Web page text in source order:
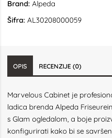
Brand: Alpeda
Šifra: AL30208000059
OPIS RECENZIJE (0)
Marvelous Cabinet je
ladica brenda Alpeda
s Glam ogledalom, a boje
konfigurirati kako bi se